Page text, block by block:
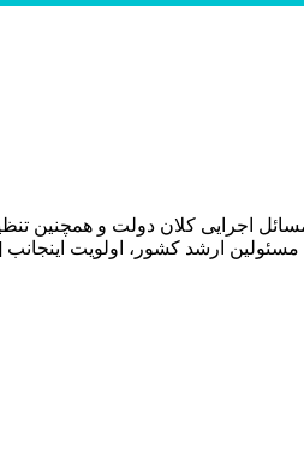
اجرایی کلان دولت و همچنین
ارشد کشور، اولویت